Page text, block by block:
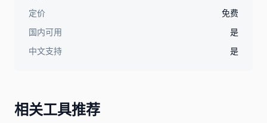
定价
免费
国内可用
是
中文支持
是
相关工具推荐